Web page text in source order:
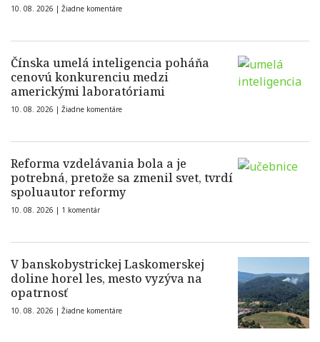
10. 08. 2026 | Žiadne komentáre
Čínska umelá inteligencia poháňa
cenovú konkurenciu medzi
americkými laboratóriami
10. 08. 2026 | Žiadne komentáre
Reforma vzdelávania bola a je
potrebná, pretože sa zmenil svet, tvrdí
spoluautor reformy
10. 08. 2026 | 1 komentár
V banskobystrickej Laskomerskej
doline horel les, mesto vyzýva na
opatrnosť
10. 08. 2026 | Žiadne komentáre